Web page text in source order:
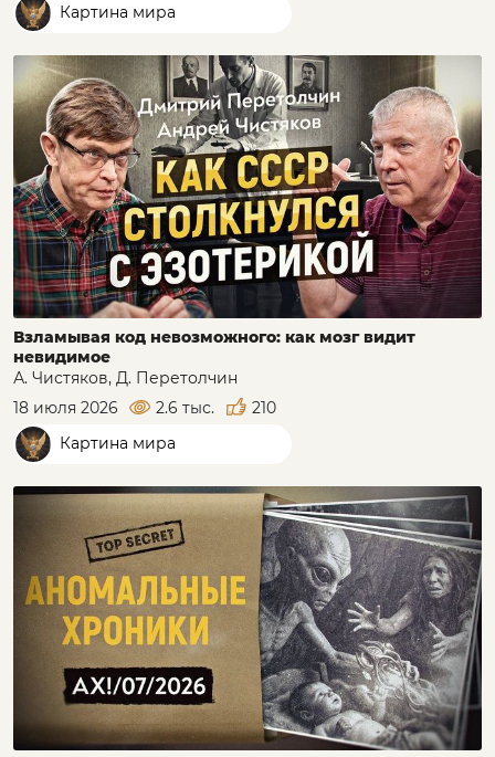
Картина мира
Взламывая код невозможного: как мозг видит
невидимое
А. Чистяков, Д. Перетолчин
18 июля 2026
2.6 тыс.
210
Картина мира